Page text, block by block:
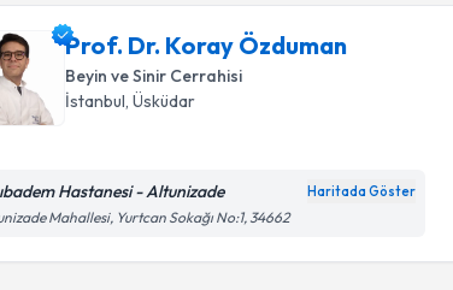
Prof. Dr. Koray Özduman
Beyin ve Sinir Cerrahisi
İstanbul, Üsküdar
Hastanesi - Altunizade Haritada Göster
Mahallesi, Yurtcan Sokağı No:1, 34662